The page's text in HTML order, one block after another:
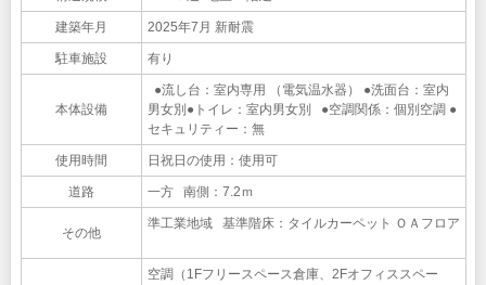
建築年月 2025年7月 新耐震
駐車施設 有り
本体設備
●流し台：室内専用 （電気温水器） ●洗面台：室内
男女別●トイレ：室内男女別 ●空調関係：個別空調 ●
セキュリティー：無
使用時間 日祝日の使用：使用可
道路 一方 南側：7.2ｍ
その他
準工業地域 基準階床：タイルカーペット ＯＡフロア
空調（1Fフリースペース倉庫、2Fオフィススペー